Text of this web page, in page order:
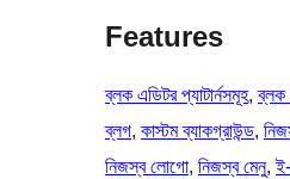
Features
ব্লক এডিটর প্যাটার্নসমূহ, ব্লক
ব্লগ, কাস্টম ব্যাকগ্রাউন্ড,
নিজস্ব লোগো, নিজস্ব মেনু,